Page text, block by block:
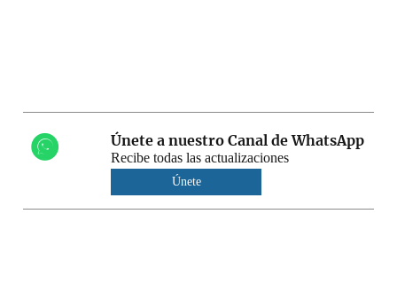
Únete a nuestro Canal de WhatsApp
Recibe todas las actualizaciones
Únete